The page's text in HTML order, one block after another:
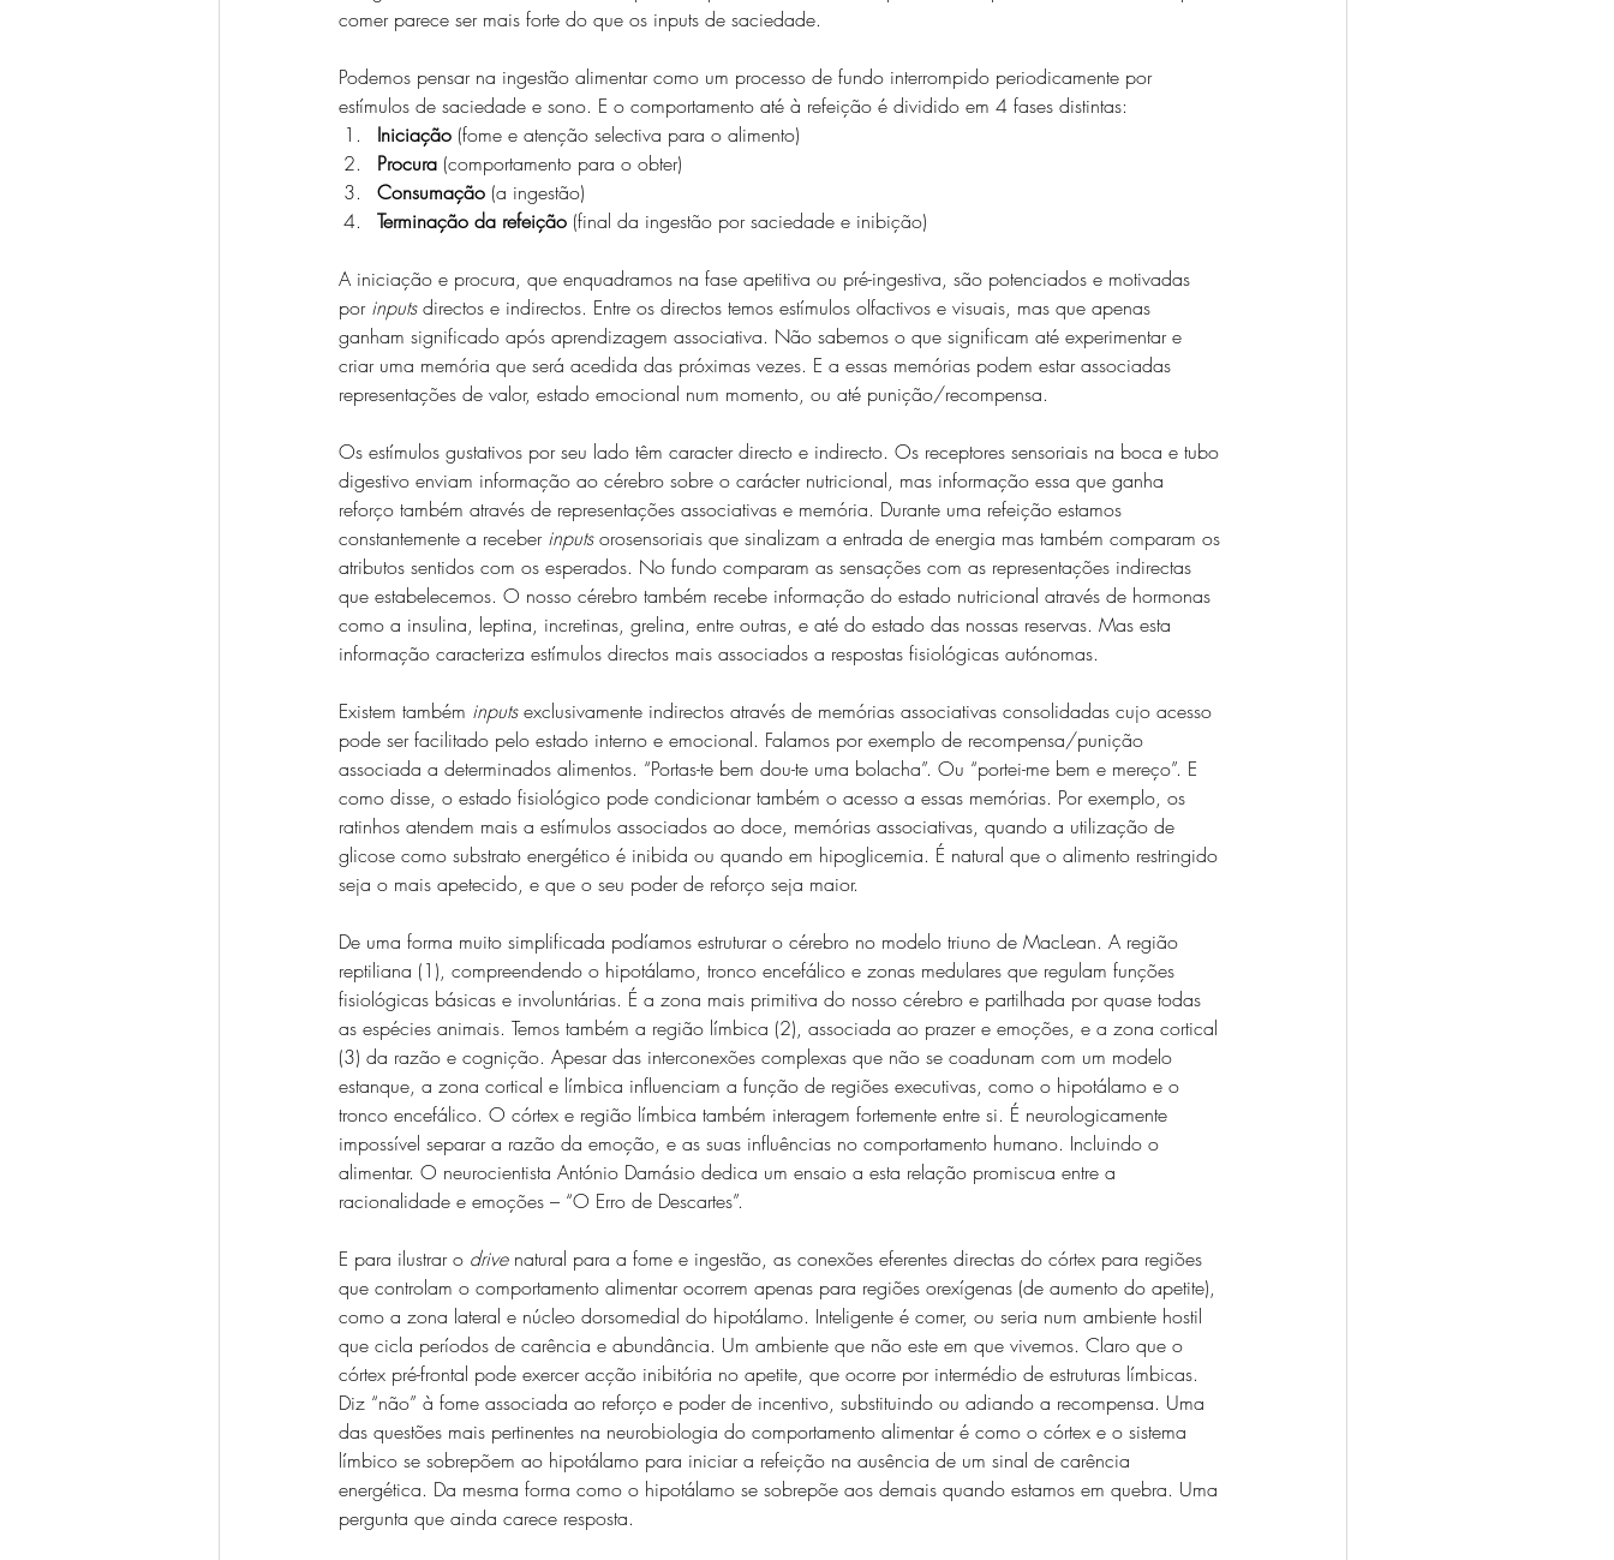
comer parece ser mais forte do que os inputs de saciedade.
Podemos pensar na ingestão alimentar como um processo de fundo interrompido periodicamente por
estímulos de saciedade e sono. E o comportamento até à refeição é dividido em 4 fases distintas:
Iniciação (fome e atenção selectiva para o alimento)
Procura (comportamento para o obter)
Consumação (a ingestão)
Terminação da refeição (final da ingestão por saciedade e inibição)
A iniciação e procura, que enquadramos na fase apetitiva ou pré-ingestiva, são potenciados e motivadas
por inputs directos e indirectos. Entre os directos temos estímulos olfactivos e visuais, mas que apenas
ganham significado após aprendizagem associativa. Não sabemos o que significam até experimentar e
criar uma memória que será acedida das próximas vezes. E a essas memórias podem estar associadas
representações de valor, estado emocional num momento, ou até punição/recompensa.
Os estímulos gustativos por seu lado têm caracter directo e indirecto. Os receptores sensoriais na boca e tubo
digestivo enviam informação ao cérebro sobre o carácter nutricional, mas informação essa que ganha
reforço também através de representações associativas e memória. Durante uma refeição estamos
constantemente a receber inputs orosensoriais que sinalizam a entrada de energia mas também comparam os
atributos sentidos com os esperados. No fundo comparam as sensações com as representações indirectas
que estabelecemos. O nosso cérebro também recebe informação do estado nutricional através de hormonas
como a insulina, leptina, incretinas, grelina, entre outras, e até do estado das nossas reservas. Mas esta
informação caracteriza estímulos directos mais associados a respostas fisiológicas autónomas.
Existem também inputs exclusivamente indirectos através de memórias associativas consolidadas cujo acesso
pode ser facilitado pelo estado interno e emocional. Falamos por exemplo de recompensa/punição
associada a determinados alimentos. “Portas-te bem dou-te uma bolacha”. Ou “portei-me bem e mereço”. E
como disse, o estado fisiológico pode condicionar também o acesso a essas memórias. Por exemplo, os
ratinhos atendem mais a estímulos associados ao doce, memórias associativas, quando a utilização de
glicose como substrato energético é inibida ou quando em hipoglicemia. É natural que o alimento restringido
seja o mais apetecido, e que o seu poder de reforço seja maior.
De uma forma muito simplificada podíamos estruturar o cérebro no modelo triuno de MacLean. A região
reptiliana (1), compreendendo o hipotálamo, tronco encefálico e zonas medulares que regulam funções
fisiológicas básicas e involuntárias. É a zona mais primitiva do nosso cérebro e partilhada por quase todas
as espécies animais. Temos também a região límbica (2), associada ao prazer e emoções, e a zona cortical
(3) da razão e cognição. Apesar das interconexões complexas que não se coadunam com um modelo
estanque, a zona cortical e límbica influenciam a função de regiões executivas, como o hipotálamo e o
tronco encefálico. O córtex e região límbica também interagem fortemente entre si. É neurologicamente
impossível separar a razão da emoção, e as suas influências no comportamento humano. Incluindo o
alimentar. O neurocientista António Damásio dedica um ensaio a esta relação promiscua entre a
racionalidade e emoções – “O Erro de Descartes”.
E para ilustrar o drive natural para a fome e ingestão, as conexões eferentes directas do córtex para regiões
que controlam o comportamento alimentar ocorrem apenas para regiões orexígenas (de aumento do apetite),
como a zona lateral e núcleo dorsomedial do hipotálamo. Inteligente é comer, ou seria num ambiente hostil
que cicla períodos de carência e abundância. Um ambiente que não este em que vivemos. Claro que o
córtex pré-frontal pode exercer acção inibitória no apetite, que ocorre por intermédio de estruturas límbicas.
Diz “não” à fome associada ao reforço e poder de incentivo, substituindo ou adiando a recompensa. Uma
das questões mais pertinentes na neurobiologia do comportamento alimentar é como o córtex e o sistema
límbico se sobrepõem ao hipotálamo para iniciar a refeição na ausência de um sinal de carência
energética. Da mesma forma como o hipotálamo se sobrepõe aos demais quando estamos em quebra. Uma
pergunta que ainda carece resposta.